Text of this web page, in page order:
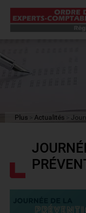
Plus Actualités